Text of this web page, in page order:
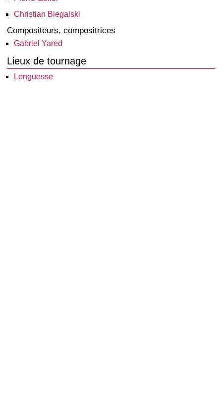
Christian Biegalski
Compositeurs, compositrices
Gabriel Yared
Lieux de tournage
Longuesse